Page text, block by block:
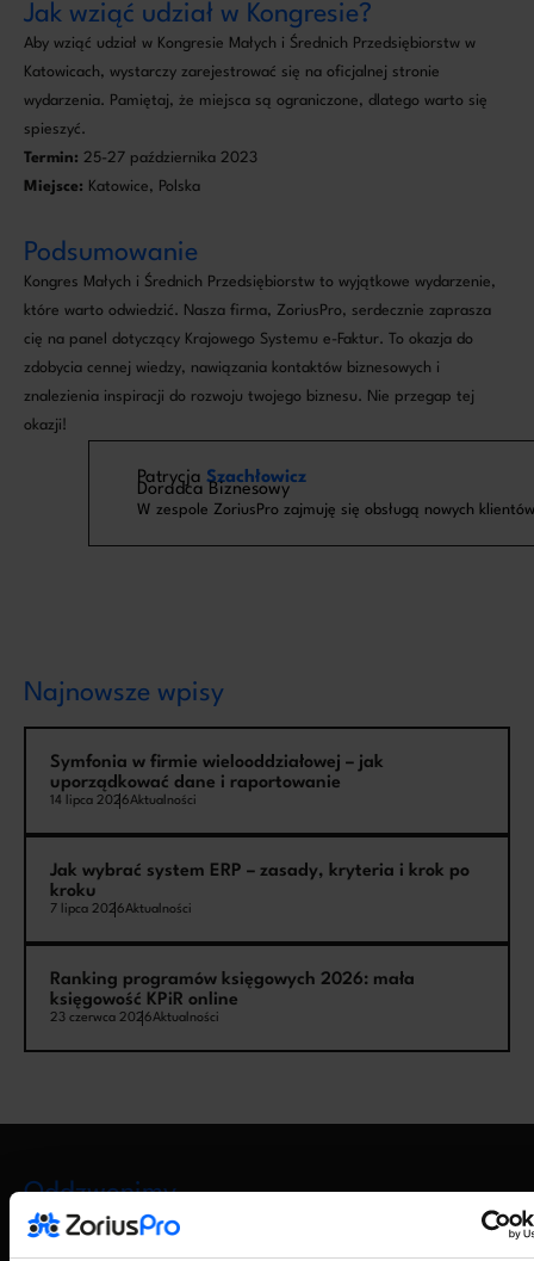
Jak wziąć udział w Kongresie?
Aby wziąć udział w Kongresie Małych i Średnich Przedsiębiorstw w
Katowicach, wystarczy zarejestrować się na oficjalnej stronie
wydarzenia. Pamiętaj, że miejsca są ograniczone, dlatego warto się
spieszyć.
Termin: 25-27 października 2023
Miejsce: Katowice, Polska
Podsumowanie
Kongres Małych i Średnich Przedsiębiorstw to wyjątkowe wydarzenie,
które warto odwiedzić. Nasza firma, ZoriusPro, serdecznie zaprasza
cię na panel dotyczący Krajowego Systemu e-Faktur. To okazja do
zdobycia cennej wiedzy, nawiązania kontaktów biznesowych i
znalezienia inspiracji do rozwoju twojego biznesu. Nie przegap tej
okazji!
Patrycja Szachłowicz
Doradca Biznesowy
W zespole ZoriusPro zajmuję się obsługą nowych
Najnowsze wpisy
Symfonia w firmie wielooddziałowej – jak
uporządkować dane i raportowanie
14 lipca 2026Aktualności
Jak wybrać system ERP – zasady, kryteria i krok po
kroku
7 lipca 2026Aktualności
Ranking programów księgowych 2026: mała
księgowość KPiR online
23 czerwca 2026Aktualności
Oddzwonimy
Zostaw numer telefonu